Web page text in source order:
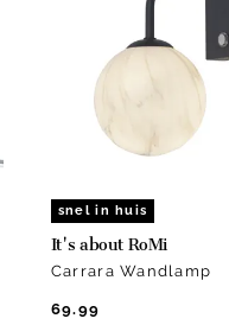
snel in huis
It's about RoMi
Carrara Wandlamp
69.99